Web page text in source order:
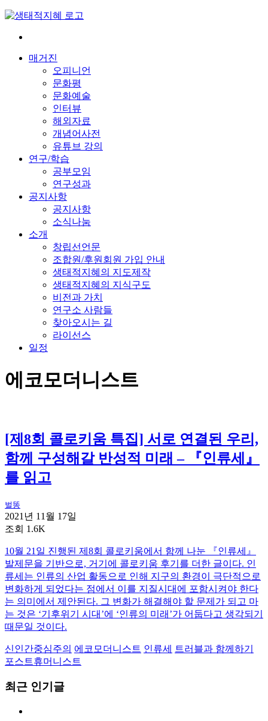
Skip
content
매거진
오피니언
문화평
문화예술
인터뷰
해외자료
개념어사전
유튜브 강의
연구/학습
공부모임
연구성과
공지사항
공지사항
소식나눔
소개
창립선언문
조합원/후원회원 가입 안내
생태적지혜의 지도제작
생태적지혜의 지식구도
비전과 가치
연구소 사람들
찾아오시는 길
라이선스
일정
에코모더니스트
[제8회 콜로키움 특집] 서로 연결된 우리,
함께 구성해갈 반성적 미래 – 『인류세』
를 읽고
벌똥
2021년 11월 17일
조회 1.6K
10월 21일 진행된 제8회 콜로키움에서 함께 나눈 『인류세』
발제문을 기반으로, 거기에 콜로키움 후기를 더한 글이다. 인
류세는 인류의 산업 활동으로 인해 지구의 환경이 극단적으로
변화하게 되었다는 점에서 이를 지질시대에 포함시켜야 한다
는 의미에서 제안된다. 그 변화가 해결해야 할 문제가 되고 마
는 것은 ‘기후위기 시대’에 ‘인류의 미래’가 어둡다고 생각되기
때문일 것이다.
신인간중심주의 에코모더니스트 인류세
트러블과 함께하기
포스트휴머니스트
최근 인기글